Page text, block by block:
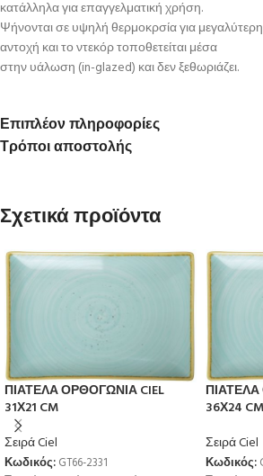
κατάλληλα για επαγγελματική χρήση.
Ψήνονται σε υψηλή θερμοκρσία για μεγαλύτερη
αντοχή και το ντεκόρ τοποθετείται μέσα
στην υάλωση (in-glazed) και δεν ξεθωριάζει.
Επιπλέον πληροφορίες
Τρόποι αποστολής
Σχετικά προϊόντα
ΠΙΑΤΕΛΑ ΟΡΘΟΓΩΝΙΑ CIEL
31Χ21 CM
Σειρά Ciel
Κωδικός: GT66-2331
36Χ24 CM
Σειρά Ciel
Κωδικός: